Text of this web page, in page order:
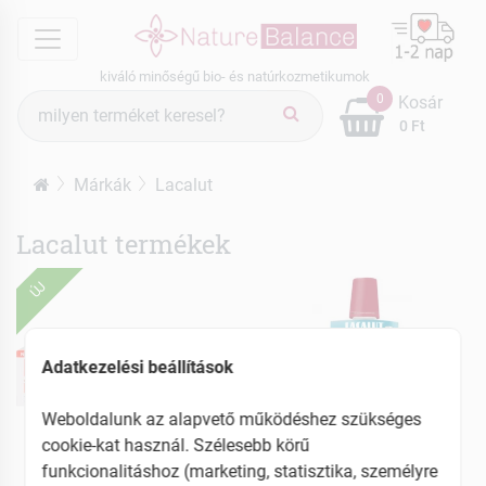
menu
kiváló minőségű bio- és natúrkozmetikumok
keresés
0
0 Ft
Kosár
Márkák Lacalut
Lacalut termékek
ÚJ
Adatkezelési beállítások
Weboldalunk az alapvető működéshez szükséges
cookie-kat használ. Szélesebb körű
funkcionalitáshoz (marketing, statisztika, személyre